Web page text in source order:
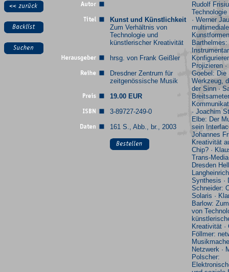
Kunst und Künstlichkeit
Zum Verhältnis von
Technologie und
künstlerischer Kreativität
hrsg. von Frank Geißler
Dresdner Zentrum für
zeitgenössische Musik
19.00 EUR
3-89727-249-0
161 S., Abb., br., 2003
Rudolf
· Werner
Barthelmes:
Projizieren
Goebel: Die
Werkzeug,
der Sinn ·
· Joachim
Elbe: Der
sein
Johannes
Kreativität
Chip? ·
Trans-
Dresden
Synthesis ·
Schneider:
Solaris ·
Barlow:
von
Kreativität ·
Föllmer:
Netzwerk ·
Polscher: